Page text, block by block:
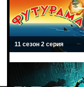
11 сезон 2 серия